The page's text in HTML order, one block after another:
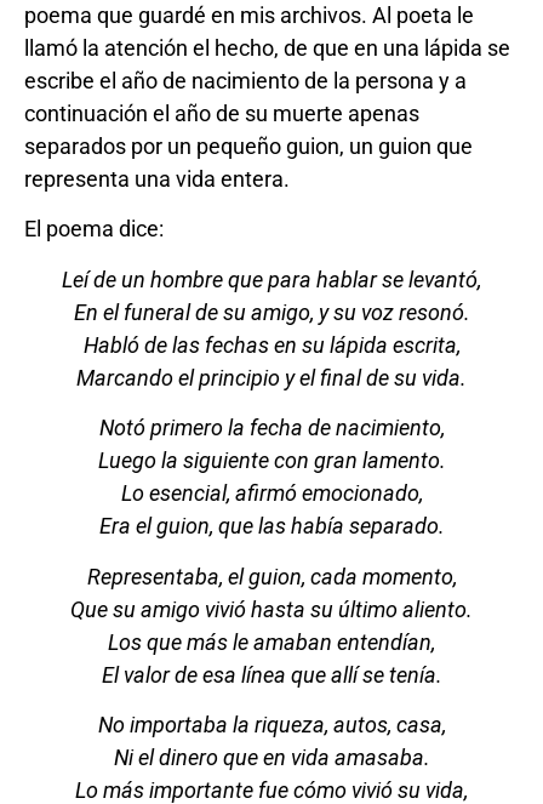
poema que guardé en mis archivos. Al poeta le
llamó la atención el hecho, de que en una lápida se
escribe el año de nacimiento de la persona y a
continuación el año de su muerte apenas
separados por un pequeño guion, un guion que
representa una vida entera.
El poema dice:
Leí de un hombre que para hablar se levantó,
En el funeral de su amigo, y su voz resonó.
Habló de las fechas en su lápida escrita,
Marcando el principio y el final de su vida.
Notó primero la fecha de nacimiento,
Luego la siguiente con gran lamento.
Lo esencial, afirmó emocionado,
Era el guion, que las había separado.
Representaba, el guion, cada momento,
Que su amigo vivió hasta su último aliento.
Los que más le amaban entendían,
El valor de esa línea que allí se tenía.
No importaba la riqueza, autos, casa,
Ni el dinero que en vida amasaba.
Lo más importante fue cómo vivió su vida,